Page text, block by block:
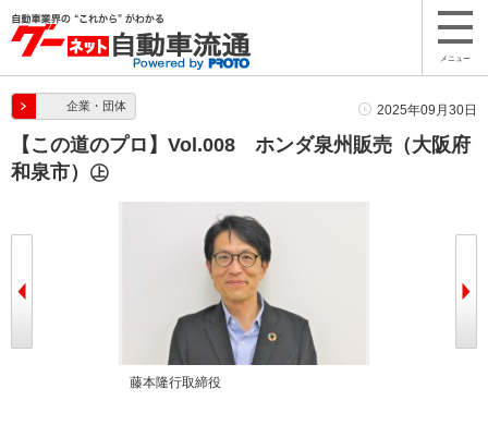
メニュー
企業・団体 2025年09月30日
【この道のプロ】Vol.008 ホンダ泉州販売（大阪府
和泉市）㊤
藤本隆行取締役